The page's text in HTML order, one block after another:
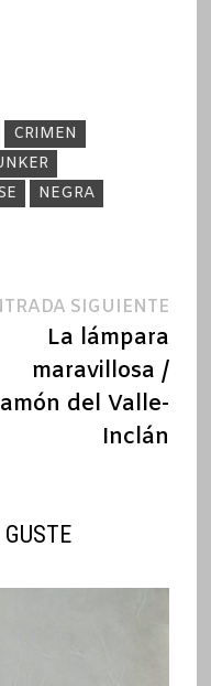
CRIMEN
NEGRA
SIGUIENTE
La lámpara
maravillosa /
del Valle-
Inclán